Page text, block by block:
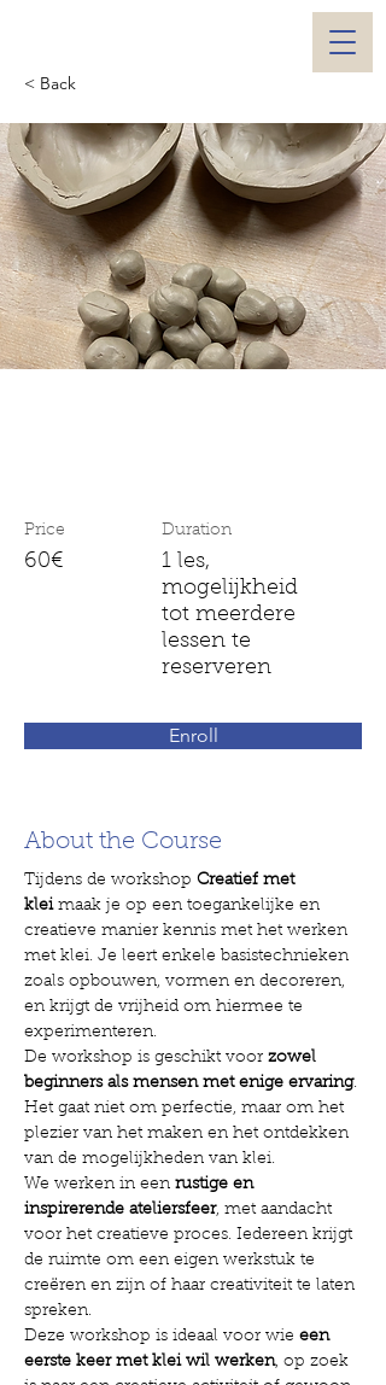
< Back
Price
60€
Duration
1 les,
mogelijkheid
tot meerdere
lessen te
reserveren
Enroll
About the Course
Tijdens de workshop Creatief met
klei maak je op een toegankelijke en
creatieve manier kennis met het werken
met klei. Je leert enkele basistechnieken
zoals opbouwen, vormen en decoreren,
en krijgt de vrijheid om hiermee te
experimenteren.
De workshop is geschikt voor zowel
beginners als mensen met enige ervaring.
Het gaat niet om perfectie, maar om het
plezier van het maken en het ontdekken
van de mogelijkheden van klei.
We werken in een rustige en
inspirerende ateliersfeer, met aandacht
voor het creatieve proces. Iedereen krijgt
de ruimte om een eigen werkstuk te
creëren en zijn of haar creativiteit te laten
spreken.
Deze workshop is ideaal voor wie een
eerste keer met klei wil werken, op zoek